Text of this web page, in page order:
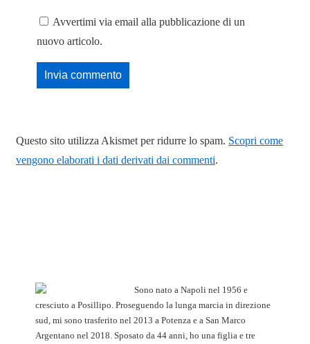
Avvertimi via email alla pubblicazione di un
nuovo articolo.
Questo sito utilizza Akismet per ridurre lo spam. Scopri come
vengono elaborati i dati derivati dai commenti.
Sono nato a Napoli nel 1956 e
cresciuto a Posillipo. Proseguendo la lunga marcia in direzione
sud, mi sono trasferito nel 2013 a Potenza e a San Marco
Argentano nel 2018. Sposato da 44 anni, ho una figlia e tre